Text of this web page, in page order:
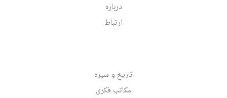
درباره
ارتباط
تاریخ و سیره
مکاتب فکری